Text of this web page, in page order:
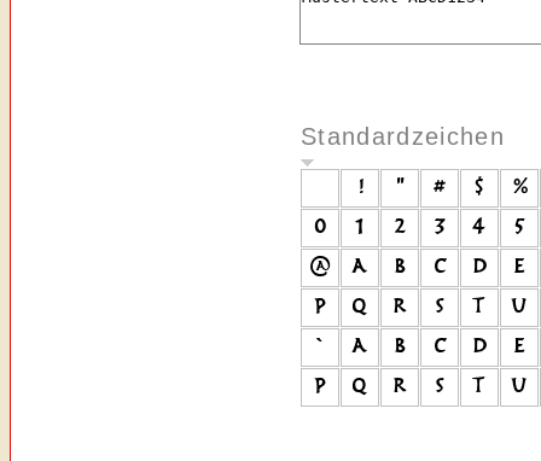
Standardzeichen